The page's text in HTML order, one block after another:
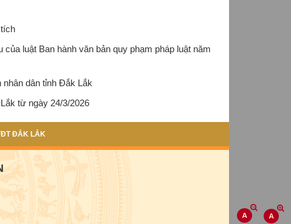
luật Ban hành văn bản quy phạm pháp luật năm
dân tỉnh Đắk Lắk
từ ngày 24/3/2026
ĐẮK LẮK